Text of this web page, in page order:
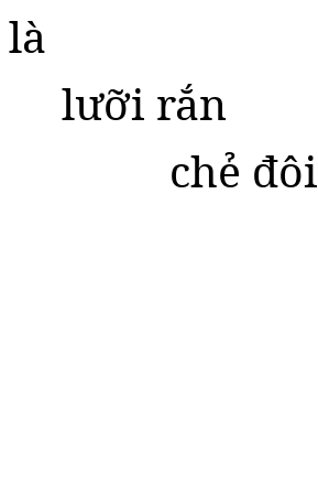
là
lưỡi rắn
chẻ đôi